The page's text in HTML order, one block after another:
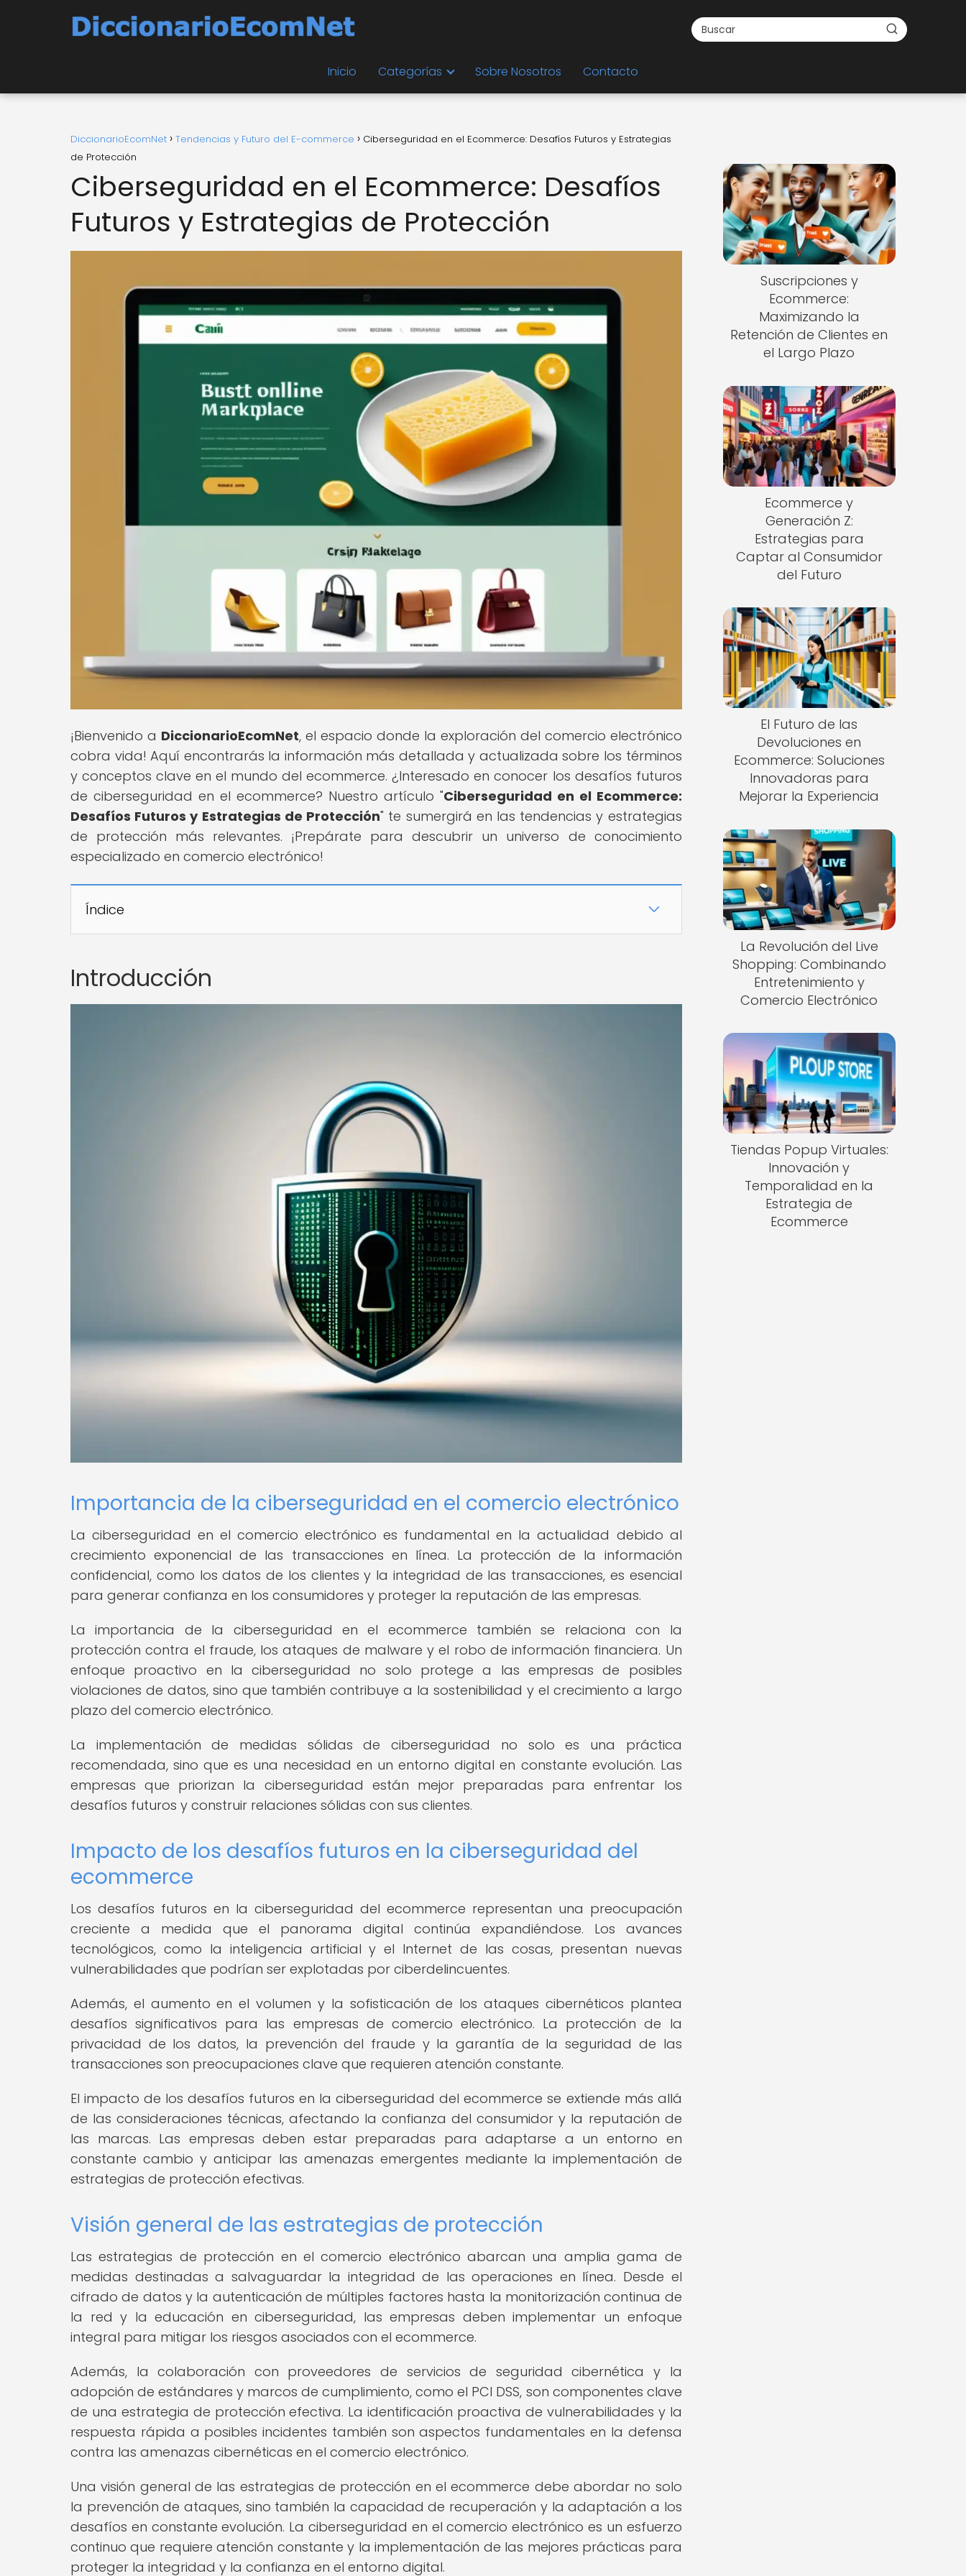
Inicio Categorías Sobre Nosotros Contacto
DiccionarioEcomNet Tendencias y Futuro del E-commerce
Ciberseguridad en el Ecommerce: Desafíos Futuros y Estrategias
de Protección
Ciberseguridad en el Ecommerce: Desafíos
Futuros y Estrategias de Protección
¡Bienvenido a DiccionarioEcomNet, el espacio donde la exploración del comercio electrónico
cobra vida! Aquí encontrarás la información más detallada y actualizada sobre los términos
y conceptos clave en el mundo del ecommerce. ¿Interesado en conocer los desafíos futuros
de ciberseguridad en el ecommerce? Nuestro artículo "Ciberseguridad en el Ecommerce:
Desafíos Futuros y Estrategias de Protección" te sumergirá en las tendencias y estrategias
de protección más relevantes. ¡Prepárate para descubrir un universo de conocimiento
especializado en comercio electrónico!
Índice
Introducción
Importancia de la ciberseguridad en el comercio electrónico
La ciberseguridad en el comercio electrónico es fundamental en la actualidad debido al
crecimiento exponencial de las transacciones en línea. La protección de la información
confidencial, como los datos de los clientes y la integridad de las transacciones, es esencial
para generar confianza en los consumidores y proteger la reputación de las empresas.
La importancia de la ciberseguridad en el ecommerce también se relaciona con la
protección contra el fraude, los ataques de malware y el robo de información financiera. Un
enfoque proactivo en la ciberseguridad no solo protege a las empresas de posibles
violaciones de datos, sino que también contribuye a la sostenibilidad y el crecimiento a largo
plazo del comercio electrónico.
La implementación de medidas sólidas de ciberseguridad no solo es una práctica
recomendada, sino que es una necesidad en un entorno digital en constante evolución. Las
empresas que priorizan la ciberseguridad están mejor preparadas para enfrentar los
desafíos futuros y construir relaciones sólidas con sus clientes.
Impacto de los desafíos futuros en la ciberseguridad del
ecommerce
Los desafíos futuros en la ciberseguridad del ecommerce representan una preocupación
creciente a medida que el panorama digital continúa expandiéndose. Los avances
tecnológicos, como la inteligencia artificial y el Internet de las cosas, presentan nuevas
vulnerabilidades que podrían ser explotadas por ciberdelincuentes.
Además, el aumento en el volumen y la sofisticación de los ataques cibernéticos plantea
desafíos significativos para las empresas de comercio electrónico. La protección de la
privacidad de los datos, la prevención del fraude y la garantía de la seguridad de las
transacciones son preocupaciones clave que requieren atención constante.
El impacto de los desafíos futuros en la ciberseguridad del ecommerce se extiende más allá
de las consideraciones técnicas, afectando la confianza del consumidor y la reputación de
las marcas. Las empresas deben estar preparadas para adaptarse a un entorno en
constante cambio y anticipar las amenazas emergentes mediante la implementación de
estrategias de protección efectivas.
Visión general de las estrategias de protección
Las estrategias de protección en el comercio electrónico abarcan una amplia gama de
medidas destinadas a salvaguardar la integridad de las operaciones en línea. Desde el
cifrado de datos y la autenticación de múltiples factores hasta la monitorización continua de
la red y la educación en ciberseguridad, las empresas deben implementar un enfoque
integral para mitigar los riesgos asociados con el ecommerce.
Además, la colaboración con proveedores de servicios de seguridad cibernética y la
adopción de estándares y marcos de cumplimiento, como el PCI DSS, son componentes clave
de una estrategia de protección efectiva. La identificación proactiva de vulnerabilidades y la
respuesta rápida a posibles incidentes también son aspectos fundamentales en la defensa
contra las amenazas cibernéticas en el comercio electrónico.
Una visión general de las estrategias de protección en el ecommerce debe abordar no solo
la prevención de ataques, sino también la capacidad de recuperación y la adaptación a los
desafíos en constante evolución. La ciberseguridad en el comercio electrónico es un esfuerzo
continuo que requiere atención constante y la implementación de las mejores prácticas para
proteger la integridad y la confianza en el entorno digital.
Suscripciones y
Ecommerce:
Maximizando la
Retención de Clientes en
el Largo Plazo
Ecommerce y
Generación Z:
Estrategias para
Captar al Consumidor
del Futuro
El Futuro de las
Devoluciones en
Ecommerce: Soluciones
Innovadoras para
Mejorar la Experiencia
La Revolución del Live
Shopping: Combinando
Entretenimiento y
Comercio Electrónico
Tiendas Popup Virtuales:
Innovación y
Temporalidad en la
Estrategia de
Ecommerce